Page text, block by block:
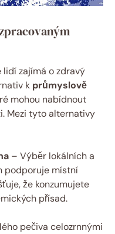
zajímá o zdravý
k průmyslově
mohou nabídnout
Mezi tyto alternativy
– Výběr lokálních a
podporuje místní
že konzumujete
přísad.
pečiva celozrnnými